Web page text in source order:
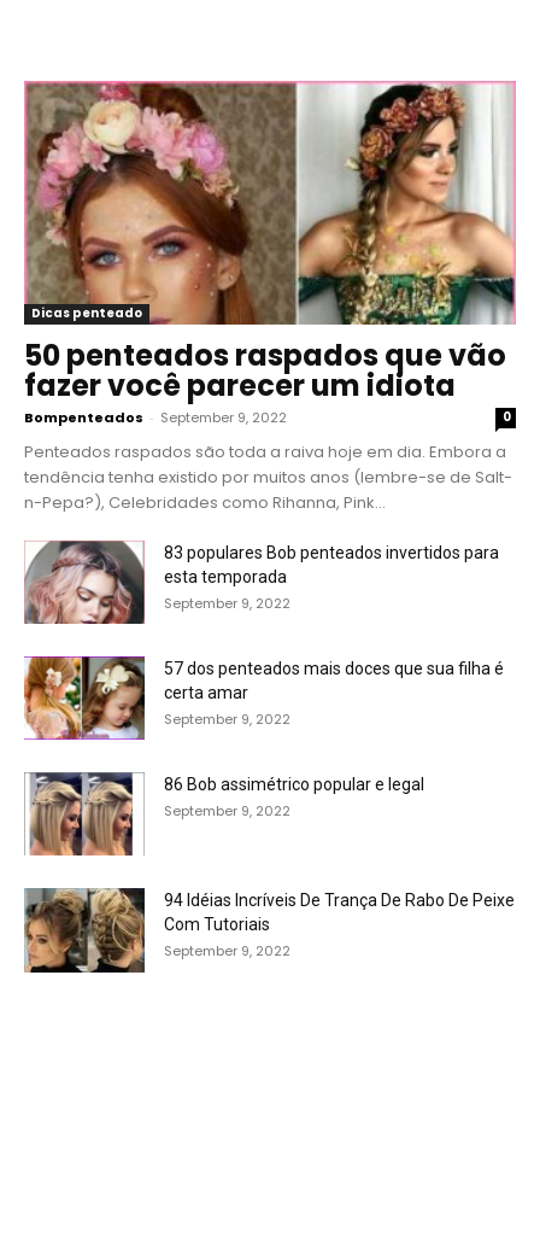
Dicas penteado
50 penteados raspados que vão
fazer você parecer um idiota
Bompenteados - September 9, 2022 0
Penteados raspados são toda a raiva hoje em dia. Embora a
tendência tenha existido por muitos anos (lembre-se de Salt-
n-Pepa?), Celebridades como Rihanna, Pink...
83 populares Bob penteados invertidos para
esta temporada
September 9, 2022
57 dos penteados mais doces que sua filha é
certa amar
September 9, 2022
86 Bob assimétrico popular e legal
September 9, 2022
94 Idéias Incríveis De Trança De Rabo De Peixe
Com Tutoriais
September 9, 2022